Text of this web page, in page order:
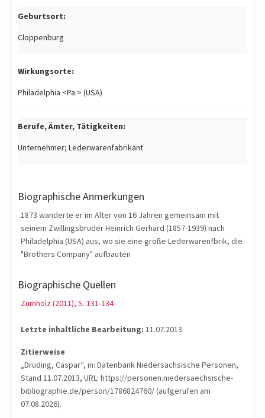
Geburtsort:
Cloppenburg
Wirkungsorte:
Philadelphia <Pa.> (USA)
Berufe, Ämter, Tätigkeiten:
Unternehmer; Lederwarenfabrikant
Biographische Anmerkungen
1873 wanderte er im Alter von 16 Jahren gemeinsam mit
seinem Zwillingsbruder Heinrich Gerhard (1857-1939) nach
Philadelphia (USA) aus, wo sie eine große Lederwarenfbrik, die
"Brothers Company" aufbauten
Biographische Quellen
Zumholz (2011), S. 131-134
Letzte inhaltliche Bearbeitung: 11.07.2013
Zitierweise
„Drüding, Caspar“, in: Datenbank Niedersächsische Personen,
Stand 11.07.2013, URL: https://personen.niedersaechsische-
bibliographie.de/person/1786824760/ (aufgerufen am
07.08.2026).